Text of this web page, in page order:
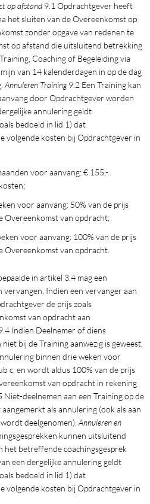
op afstand 9.1 Opdrachtgever heeft
het sluiten van de Overeenkomst op
zonder opgave van redenen te
op afstand die uitsluitend betrekking
Coaching of Begeleiding via
van 14 kalenderdagen in op de dag
Annuleren Training9.2 Een Training kan
door Opdrachtgever worden
annulering geldt
bedoeld in lid 1) dat
volgende kosten bij Opdrachtgever in
voor aanvang: € 155,-
voor aanvang: 50% van de prijs
Overeenkomst van opdracht;
voor aanvang: 100% van de prijs
Overeenkomst van opdracht.
in artikel 3.4 mag een
vervangen. Indien een vervanger aan
de prijs zoals
van opdracht aan
Indien Deelnemer of diens
bij de Training aanwezig is geweest,
binnen drie weken voor
c, en wordt aldus 100% van de prijs
van opdracht in rekening
deelnemen aan een Training op de
als annulering (ook als aan
deelgenomen). Annuleren en
kunnen uitsluitend
het betreffende coachingsgesprek
een dergelijke annulering geldt
bedoeld in lid 1) dat
volgende kosten bij Opdrachtgever in